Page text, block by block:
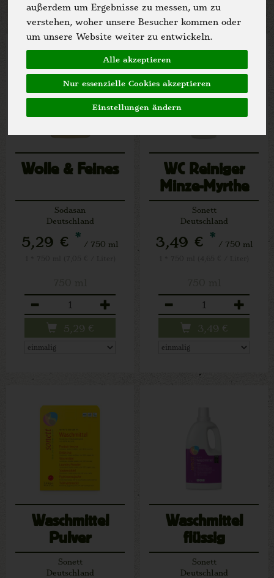
außerdem um Ergebnisse zu messen, um zu
verstehen, woher unsere Besucher kommen oder
um unsere Website weiter zu entwickeln.
Alle akzeptieren
Nur essenzielle Cookies akzeptieren
Einstellungen ändern
Wolle & Feines
Sodasan
Deutschland
5,29 € * / 750 ml
5,29 €
WC Reiniger
Minze-Myrthe
Sonett
Deutschland
3,49 € * / 750 ml
3,49 €
Waschmittel
Pulver
Konzentrat
Sonett
Deutschland
Waschmittel
flüssig
Sonett
Deutschland